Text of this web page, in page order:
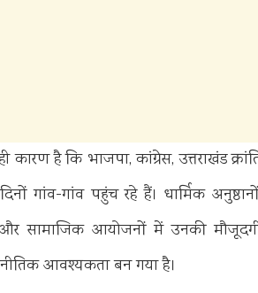
कारण है कि भाजपा, कांग्रेस, उत्तराखंड
गांव-गांव पहुंच रहे हैं। धार्मिक
और सामाजिक आयोजनों में उनकी
आवश्यकता बन गया है।